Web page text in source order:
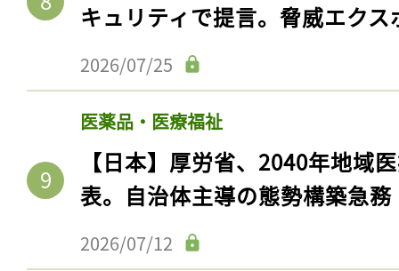
キュリティで提言。脅威エク
2026/07/25
医薬品・医療福祉
【日本】厚労省、2040年地域
表。自治体主導の態勢構築急務
2026/07/12